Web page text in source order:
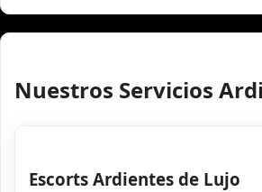
Nuestros Servicios
Escorts Ardientes de Lujo